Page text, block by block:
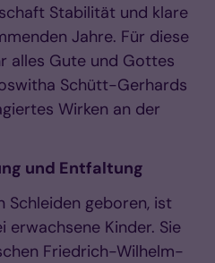
Stabilität und klare
Jahre. Für diese
alles Gute und Gottes
Schütt-Gerhards
Wirken an der
und Entfaltung
Schleiden geboren, ist
Kinder. Sie
Friedrich-Wilhelm-